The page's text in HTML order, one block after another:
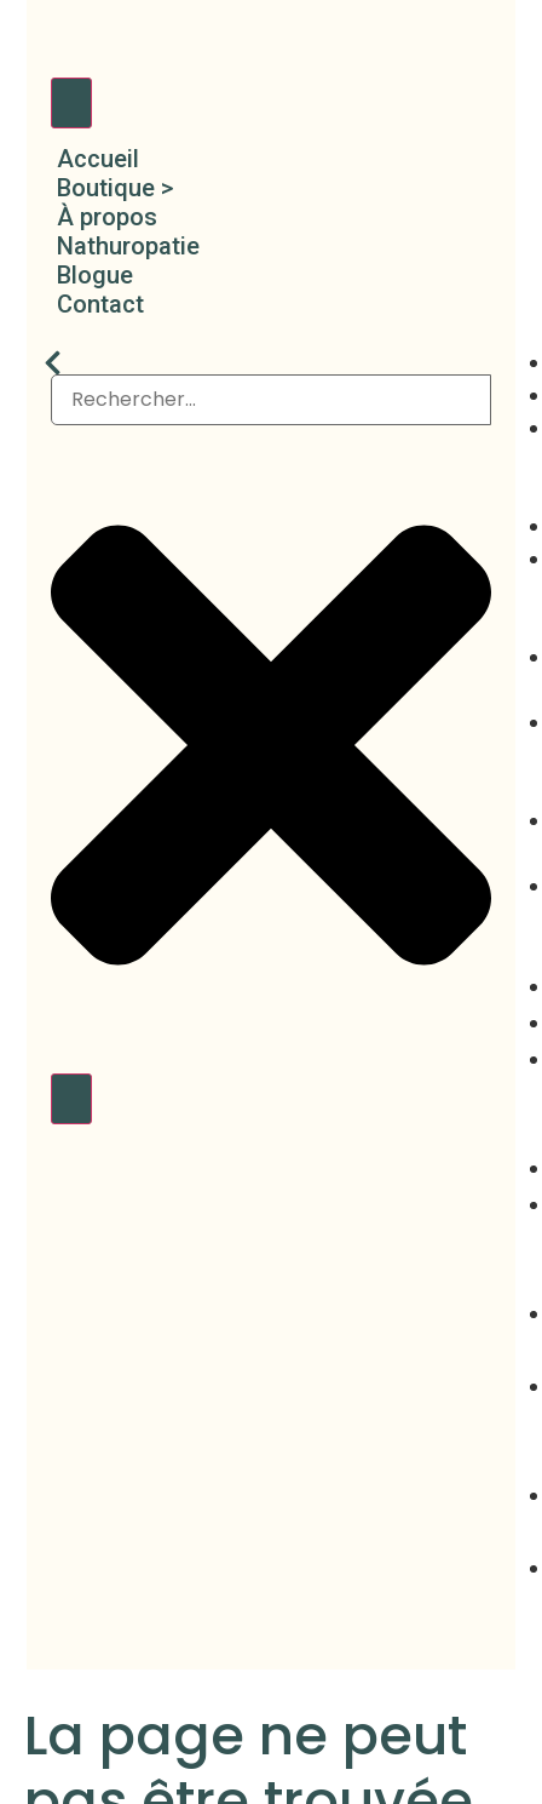
Accueil
Boutique >
À propos
Nathuropatie
Blogue
Contact
La page ne peut